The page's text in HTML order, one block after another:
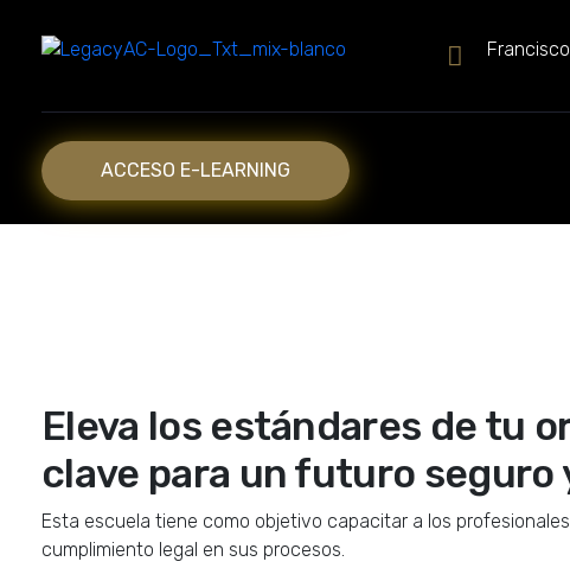
ACCESO E-LEARNING
Eleva los estándares de tu
clave para un futuro seguro
Esta escuela tiene como objetivo capacitar a los
cumplimiento legal en sus procesos.